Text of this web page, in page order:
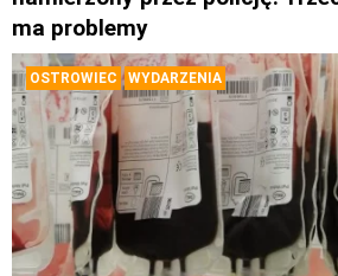
ma problemy
OSTROWIEC WYDARZENIA